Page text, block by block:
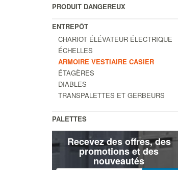
PRODUIT DANGEREUX
ENTREPÔT
CHARIOT ÉLÉVATEUR ÉLECTRIQUE
ÉCHELLES
ARMOIRE VESTIAIRE CASIER
ÉTAGÈRES
DIABLES
TRANSPALETTES ET GERBEURS
PALETTES
Recevez des offres, des
promotions et des
nouveautés